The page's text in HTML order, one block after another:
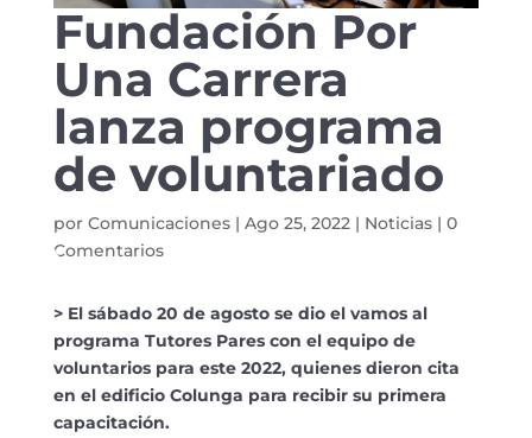
Fundación Por
Una Carrera
lanza programa
de voluntariado
por Comunicaciones| Ago 25, 2022| Noticias| 0
Comentarios
> El sábado 20 de agosto se dio el vamos al
programa Tutores Pares con el equipo de
voluntarios para este 2022, quienes dieron cita
en el edificio Colunga para recibir su primera
capacitación.